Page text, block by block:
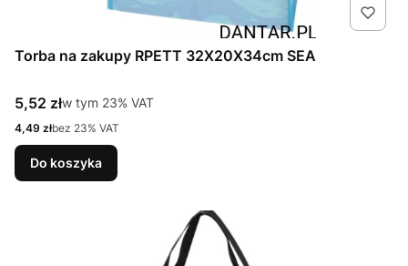
Torba na zakupy RPETT 32X20X34cm SEA
Cena brutto
5,52 złw tym %s VAT
w tym 23% VAT
Cena netto
4,49 złbez 23% VAT
Do koszyka